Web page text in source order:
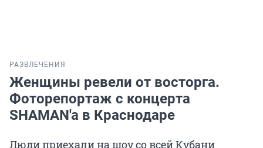
РАЗВЛЕЧЕНИЯ
Женщины ревели от восторга.
Фоторепортаж с концерта
SHAMAN'a в Краснодаре
Люди приехали на шоу со всей Кубани